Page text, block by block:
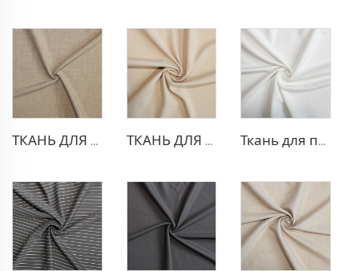
ТКАНЬ ДЛЯ ТРИКОТАЖНЫХ БРЮК ИЗ ПОЛИЭСТЕРА И ВИСКОЗЫ ТКАНЬ ДЛЯ БЛЕЙЗЕРА ИЗ ПОЛИЭСТЕРА И ВИСКОЗЫ Ткань для платья из полиэстера и вискозы с эффектом стрейч